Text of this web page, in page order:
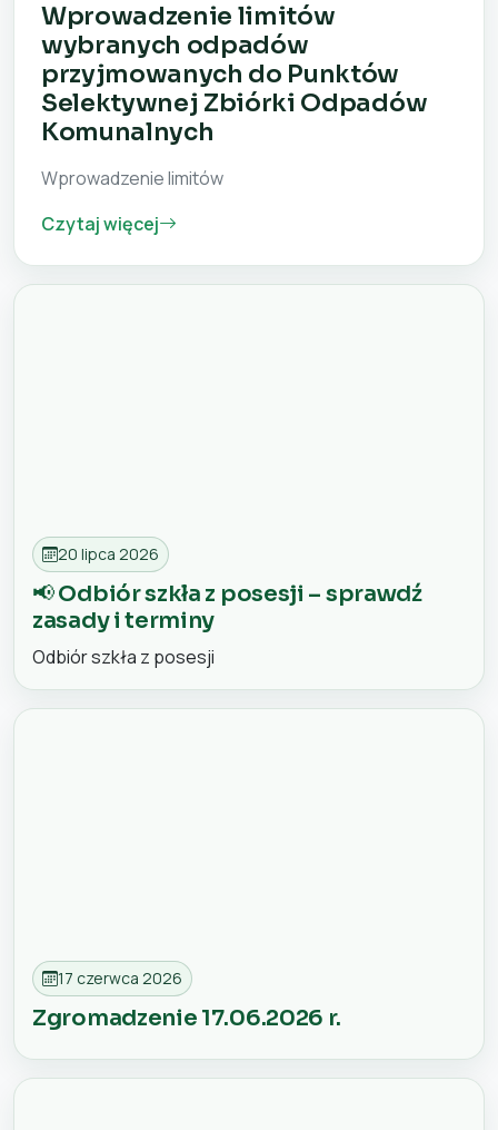
Wprowadzenie limitów
wybranych odpadów
przyjmowanych do Punktów
Selektywnej Zbiórki Odpadów
Komunalnych
Wprowadzenie limitów
Czytaj więcej
20 lipca 2026
📢 Odbiór szkła z posesji – sprawdź
zasady i terminy
Odbiór szkła z posesji
17 czerwca 2026
Zgromadzenie 17.06.2026 r.